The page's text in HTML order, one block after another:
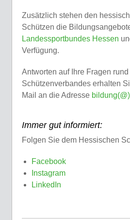
Zusätzlich stehen den
Schützen die
Landessportbundes Hessen
Verfügung.
Antworten auf Ihre Fragen
Schützenverbandes erhalten
Mail an die Adresse
Immer gut informiert:
Folgen Sie dem Hessischen
Facebook
Instagram
LinkedIn